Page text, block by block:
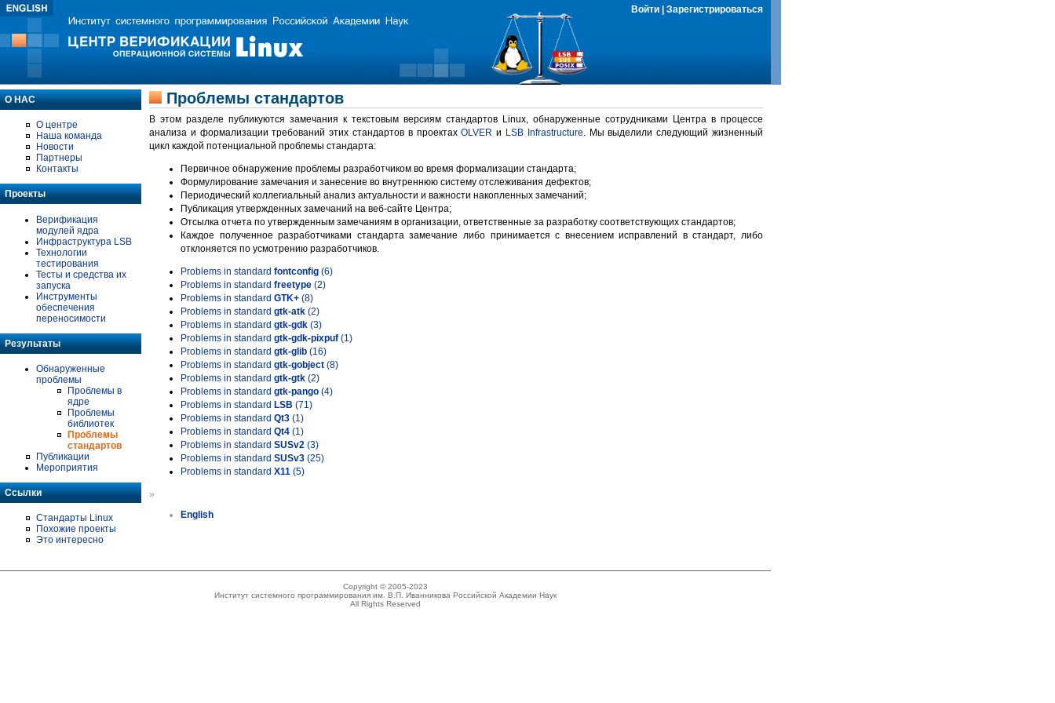
Войти Зарегистрироваться
О НАС
О центре
Наша команда
Новости
Партнеры
Контакты
Проекты
Верификация
модулей ядра
Инфраструктура LSB
Технологии
тестирования
Тесты и средства их
запуска
Инструменты
обеспечения
переносимости
Результаты
Обнаруженные
проблемы
Проблемы в
ядре
Проблемы
библиотек
Проблемы
стандартов
Публикации
Мероприятия
Ссылки
Стандарты Linux
Похожие проекты
Это интересно
Проблемы стандартов
В этом разделе публикуются замечания к текстовым версиям стандартов Linux, обнаруженные сотрудниками Центра в процессе
анализа и формализации требований этих стандартов в проектахOLVER и LSB Infrastructure. Мы выделили следующий жизненный
цикл каждой потенциальной проблемы стандарта:
Первичное обнаружение проблемы разработчиком во время формализации стандарта;
Формулирование замечания и занесение во внутреннюю систему отслеживания дефектов;
Периодический коллегиальный анализ актуальности и важности накопленных замечаний;
Публикация утвержденных замечаний на веб-сайте Центра;
Отсылка отчета по утвержденным замечаниям в организации, ответственные за разработку соответствующих стандартов;
Каждое полученное разработчиками стандарта замечание либо принимается с внесением исправлений в стандарт, либо
отклоняется по усмотрению разработчиков.
Problems in standard fontconfig (6)
Problems in standard freetype (2)
Problems in standard GTK+ (8)
Problems in standard gtk-atk (2)
Problems in standard gtk-gdk (3)
Problems in standard gtk-gdk-pixpuf (1)
Problems in standard gtk-glib (16)
Problems in standard gtk-gobject (8)
Problems in standard gtk-gtk (2)
Problems in standard gtk-pango (4)
Problems in standard LSB (71)
Problems in standard Qt3 (1)
Problems in standard Qt4 (1)
Problems in standard SUSv2 (3)
Problems in standard SUSv3 (25)
Problems in standard X11 (5)
»
English
Copyright © 2005-2023
Институт системного программирования им. В.П. Иванникова Российской Академии Наук
All Rights Reserved